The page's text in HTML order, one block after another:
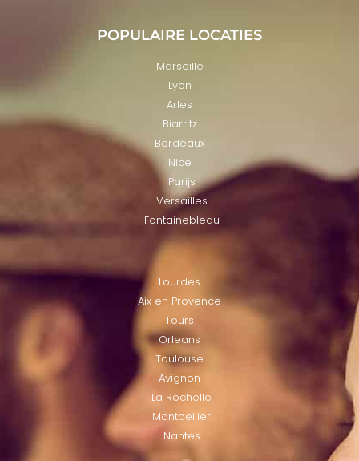
POPULAIRE LOCATIES
Marseille
Lyon
Arles
Biarritz
Bordeaux
Nice
Parijs
Versailles
Fontainebleau
LOCATIES
Lourdes
Aix en Provence
Tours
Orleans
Toulouse
Avignon
La Rochelle
Montpellier
Nantes